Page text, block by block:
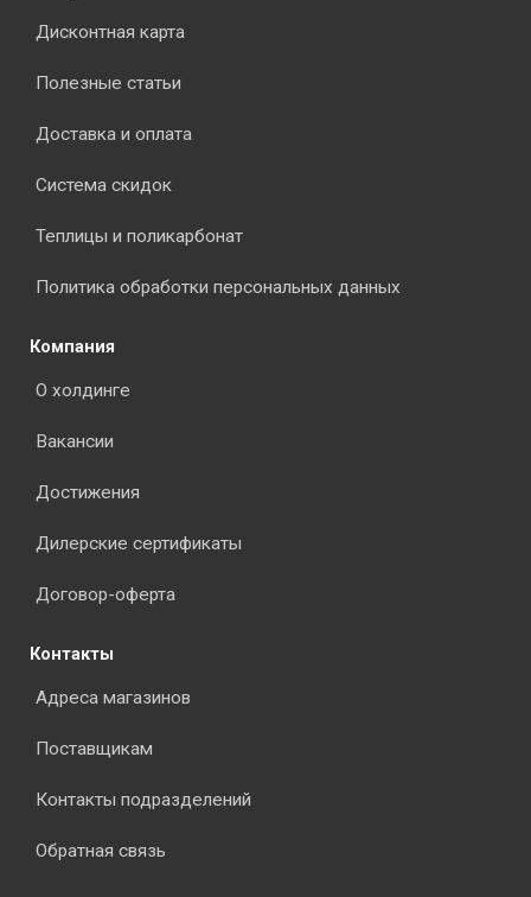
Дисконтная карта
Полезные статьи
Доставка и оплата
Система скидок
Теплицы и поликарбонат
Политика обработки персональных данных
Компания
О холдинге
Вакансии
Достижения
Дилерские сертификаты
Договор-оферта
Контакты
Адреса магазинов
Поставщикам
Контакты подразделений
Обратная связь